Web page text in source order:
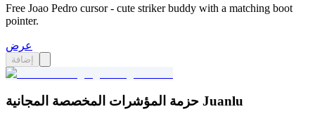
Free Joao Pedro cursor - cute striker buddy with a matching boot
pointer.
عرض
إضافة
حزمة المؤشرات المخصصة المجانية Juanlu